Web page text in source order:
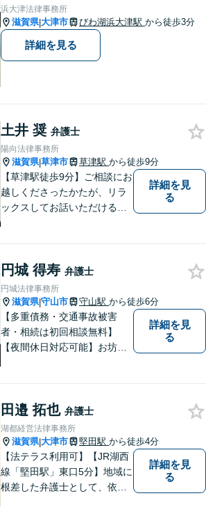
ング（2024年7月-2026年7月
現在）】
浜大津法律事務所
滋賀県|大津市 びわ湖浜大津駅 から徒歩3分
詳細を見る
土井 奨 弁護士
陽向法律事務所
滋賀県|草津市 草津駅 から徒歩9分
【草津駅徒歩9分】ご相談にお
越しくださったかたが、リラ
ックスしてお話いただけるよ
です。 ご相談を躊躇われてい
る方もお気軽に、ご相談にい
らしてください。
詳細を見
る
円城 得寿 弁護士
円城法律事務所
滋賀県|守山市 守山駅 から徒歩6分
【多重債務・交通事故被害
者・相続は初回相談無料】
【夜間休日対応可能】お坊さ
の目線で敷居が低い弁護士と
して、親身にあなたの立場に
立って、ご相談に対応いたし
ます。
詳細を見
る
田邉 拓也 弁護士
湖都経営法律事務所
滋賀県|大津市 堅田駅 から徒歩4分
【法テラス利用可】【JR湖西
線「堅田駅」東口5分】地域に
根差した弁護士として、依頼
詳細を見
る